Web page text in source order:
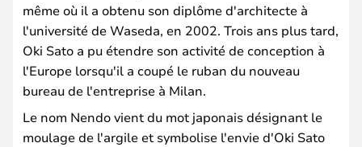
même où il a obtenu son diplôme d'architecte à
l'université de Waseda, en 2002. Trois ans plus tard,
Oki Sato a pu étendre son activité de conception à
l'Europe lorsqu'il a coupé le ruban du nouveau
bureau de l'entreprise à Milan.
Le nom Nendo vient du mot japonais désignant le
moulage de l'argile et symbolise l'envie d'Oki Sato